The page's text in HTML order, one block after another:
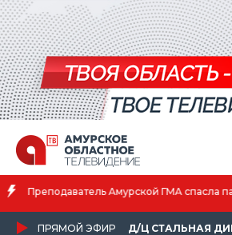
Амурская спортсменка выиграла
атлетике
ПРЯМОЙ ЭФИР Д/Ц СТАЛЬНАЯ